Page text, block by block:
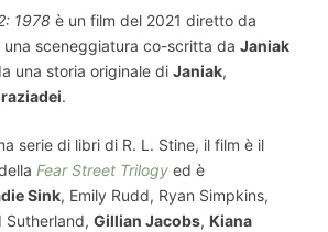
1978 è un film del 2021 diretto da
una sceneggiatura co-scritta da Janiak
una storia originale di Janiak,
.
serie di libri di R. L. Stine, il film è il
Fear Street Trilogy ed è
Sink, Emily Rudd, Ryan Simpkins,
Sutherland, Gillian Jacobs, Kiana